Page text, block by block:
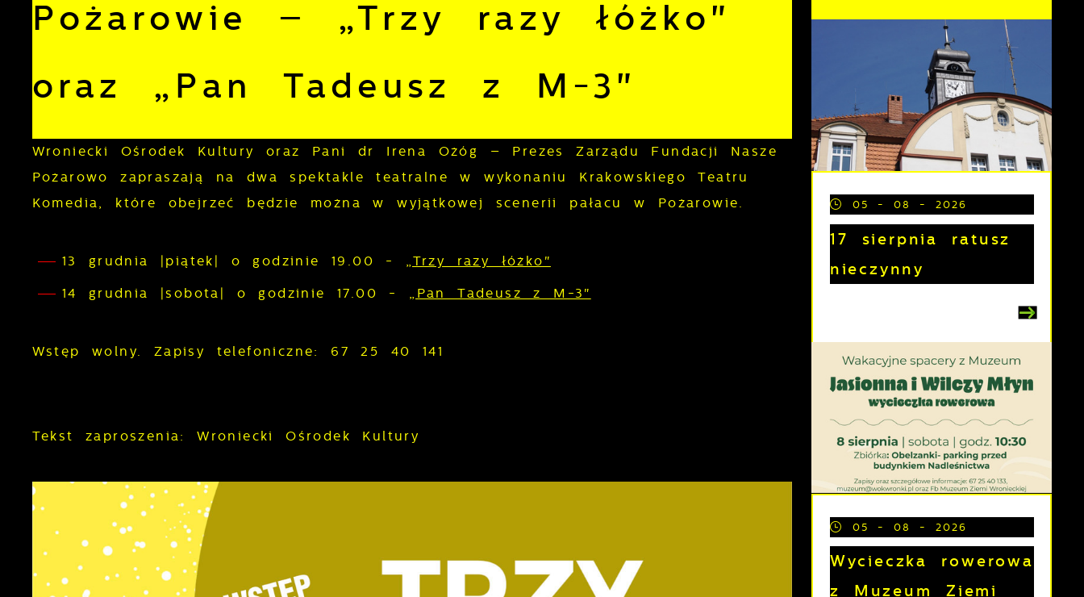
Pożarowie – „Trzy razy łóżko"
oraz „Pan Tadeusz z M-3"
Wroniecki Ośrodek Kultury oraz Pani dr Irena Ożóg – Prezes Zarządu Fundacji Nasze
Pożarowo zapraszają na dwa spektakle teatralne w wykonaniu Krakowskiego Teatru
Komedia, które obejrzeć będzie można w wyjątkowej scenerii pałacu w Pożarowie.
13 grudnia |piątek| o godzinie 19.00 - „Trzy razy łóżko"
14 grudnia |sobota| o godzinie 17.00 - „Pan Tadeusz z M-3"
Wstęp wolny. Zapisy telefoniczne: 67 25 40 141
Tekst zaproszenia: Wroniecki Ośrodek Kultury
05 - 08 - 2026
17 sierpnia ratusz
nieczynny
05 - 08 - 2026
Wycieczka rowerowa
z Muzeum Ziemi